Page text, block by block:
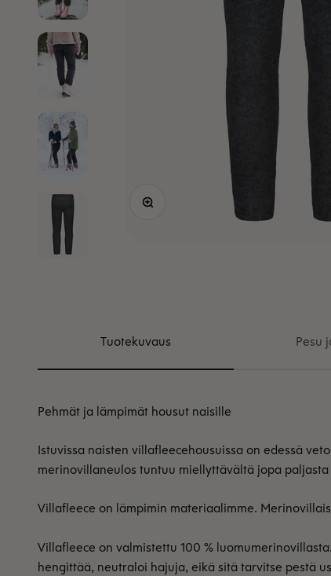
Tuotekuvaus
Pehmät ja lämpimät housut naisille
Istuvissa naisten villafleecehousuissa on edessä
merinovillaneulos tuntuu miellyttävältä jopa paljasta
Villafleece on lämpimin materiaalimme.
Villafleece on valmistettu 100 %
hengittää, neutraloi hajuja, eikä sitä tarvitse pestä
Pesu